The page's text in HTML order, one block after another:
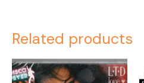
Related products